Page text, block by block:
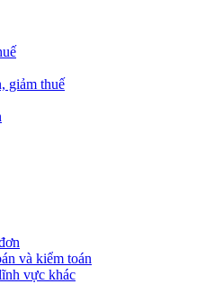
giảm thuế
và kiểm toán
vực khác